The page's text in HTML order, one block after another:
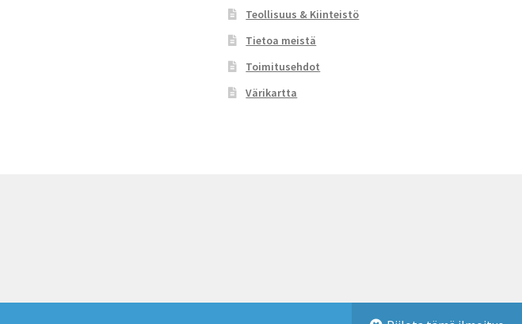
Teollisuus & Kiinteistö
Tietoa meistä
Toimitusehdot
Värikartta